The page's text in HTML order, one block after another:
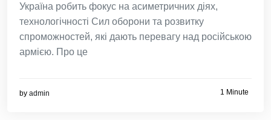
Україна робить фокус на асиметричних діях,
технологічності Сил оборони та розвитку
спроможностей, які дають перевагу над російською
армією. Про це
by admin 1 Minute